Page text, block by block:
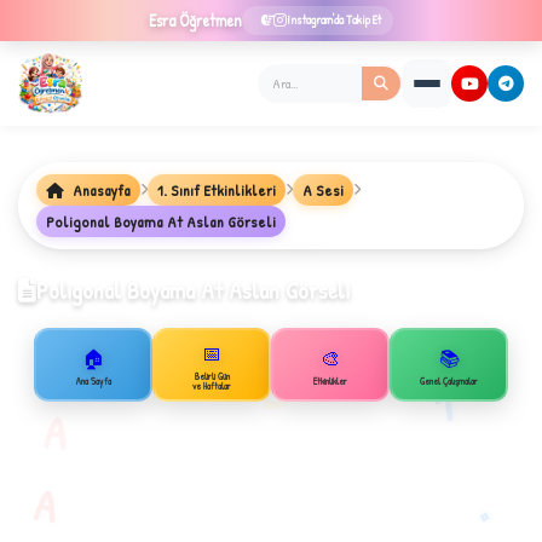
Esra Öğretmen Instagram'da Takip Et
B
✧
Anasayfa 1. Sınıf Etkinlikleri
A Sesi
Poligonal Boyama At Aslan Görseli
Poligonal Boyama At Aslan Görseli
🏠
Ana Sayfa
📅
Belirli Gün
ve Haftalar
🎨
Etkinlikler
📚
Genel Çalışmalar
1